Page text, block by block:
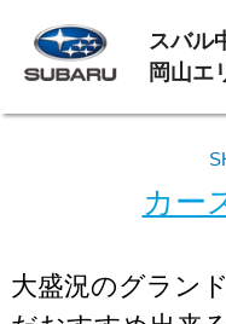
スバル
岡山エ
カー
大盛況のグラン